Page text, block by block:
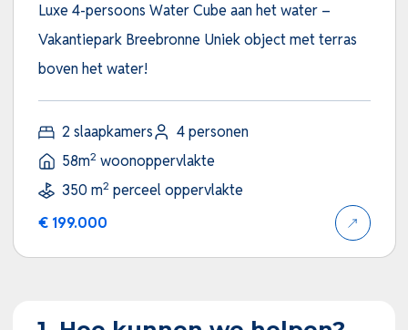
Luxe 4-persoons Water Cube aan het water –
Vakantiepark Breebronne Uniek object met terras
boven het water!
2 slaapkamers
4 personen
58m2woonoppervlakte
350 m2perceel oppervlakte
€ 199.000